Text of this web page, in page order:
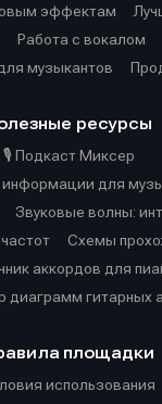
эффектам
Работа с вокалом
музыкантов
ресурсы
🎙️ Подкаст Миксер
информации для
Звуковые волны:
Cхемы
аккордов для
диаграмм гитарных
площадки
использования